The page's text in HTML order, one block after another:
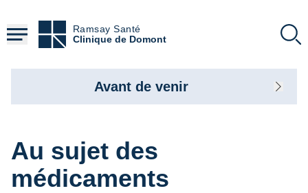
contenu
principal
Ramsay Santé
Clinique de Domont
Au sujet des
médicaments
Avant de venir